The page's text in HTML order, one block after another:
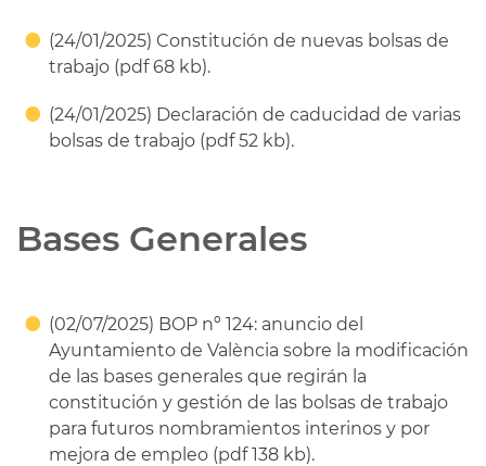
(24/01/2025) Constitución de nuevas bolsas de
trabajo (pdf 68 kb).
(24/01/2025) Declaración de caducidad de varias
bolsas de trabajo (pdf 52 kb).
Bases Generales
(02/07/2025) BOP nº 124: anuncio del
Ayuntamiento de València sobre la modificación
de las bases generales que regirán la
constitución y gestión de las bolsas de trabajo
para futuros nombramientos interinos y por
mejora de empleo (pdf 138 kb).